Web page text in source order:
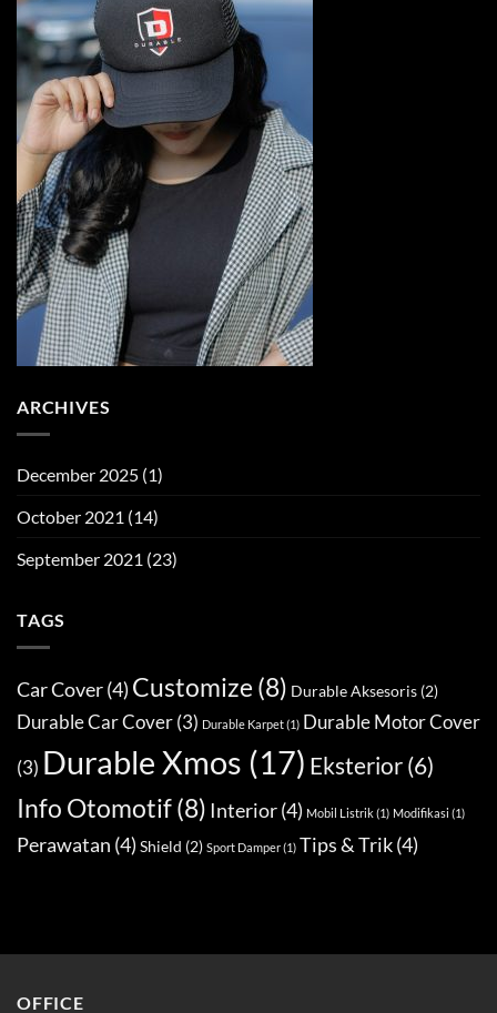
ARCHIVES
December 2025 (1)
October 2021 (14)
September 2021 (23)
TAGS
Car Cover(4) Customize (8) Durable Aksesoris (2)
Durable Car Cover (3) Durable Karpet(1) Durable Motor Cover
(3) Durable Xmos (17) Eksterior(6)
Info Otomotif(8) Interior(4) Mobil Listrik(1) Modifikasi (1)
Perawatan (4) Shield (2) Sport Damper(1) Tips & Trik(4)
OFFICE